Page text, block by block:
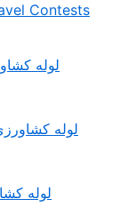
Contests
لوله
لوله
لوله